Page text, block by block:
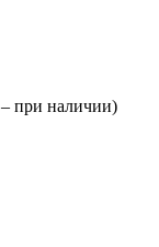
при наличии)